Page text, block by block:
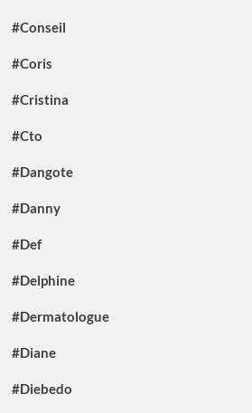
#Conseil
#Coris
#Cristina
#Cto
#Dangote
#Danny
#Def
#Delphine
#Dermatologue
#Diane
#Diebedo